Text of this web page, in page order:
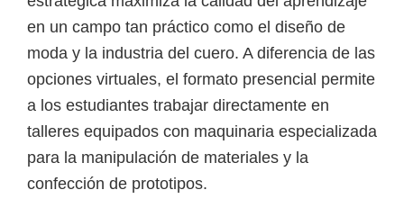
en un campo tan práctico como el diseño de
moda y la industria del cuero. A diferencia de las
opciones virtuales, el formato presencial permite
a los estudiantes trabajar directamente en
talleres equipados con maquinaria especializada
para la manipulación de materiales y la
confección de prototipos.